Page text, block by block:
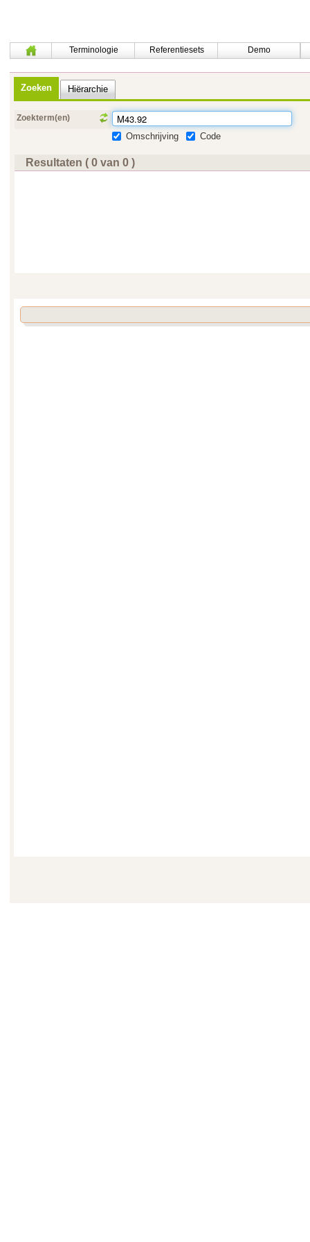
Terminologie Referentiesets Demo
Zoeken Hiërarchie
Zoekterm(en)
Omschrijving Code
Resultaten ( 0 van 0 )